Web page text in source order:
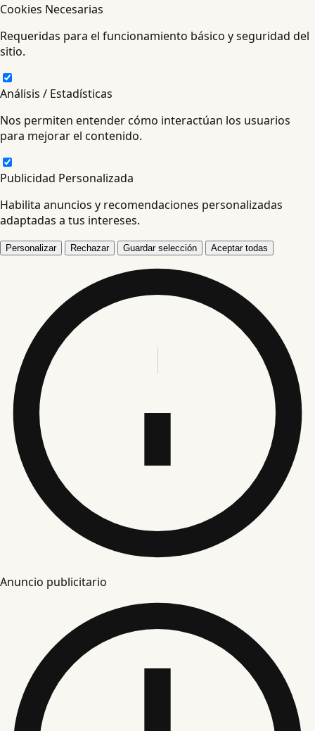
Cookies Necesarias
Requeridas para el funcionamiento básico y seguridad del
sitio.
Análisis / Estadísticas
Nos permiten entender cómo interactúan los usuarios
para mejorar el contenido.
Publicidad Personalizada
Habilita anuncios y recomendaciones personalizadas
adaptadas a tus intereses.
Personalizar Rechazar Guardar selección Aceptar todas
Anuncio publicitario